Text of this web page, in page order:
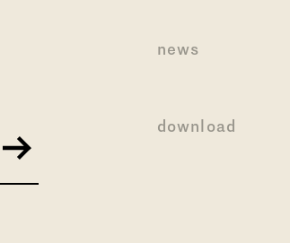
news
download